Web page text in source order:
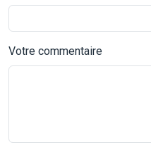
Votre commentaire